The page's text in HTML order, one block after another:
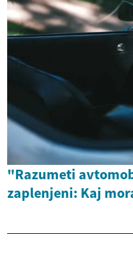
"Razumeti
zaplenjeni: Kaj